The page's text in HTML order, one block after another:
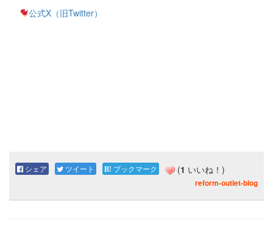
公式X（旧Twitter）
シェア ツイート ブックマーク (1 いいね！)
reform-outlet-blog